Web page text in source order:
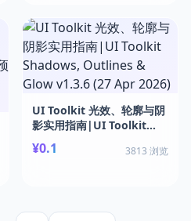
UI Toolkit 光效、轮廓与阴
影实用指南|UI Toolkit
Shadows, Outlines &
Glow v1.3.6 (27 Apr 2026)
¥0.1 3813 浏览